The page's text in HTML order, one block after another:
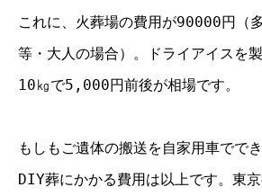
これに、火葬場の費用が90000円（
等・大人の場合）。ドライアイスを
10㎏で5,000円前後が相場です。
もしもご遺体の搬送を自家用車でで
DIY葬にかかる費用は以上です。東